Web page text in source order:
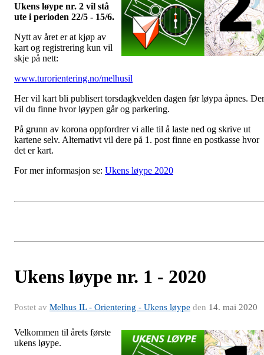
Ukens løype nr. 2 vil stå
ute i perioden 22/5 - 15/6.
Nytt av året er at kjøp av
kart og registrering kun vil
skje på nett:
www.turorientering.no/melhusil
Her vil kart bli publisert torsdagkvelden dagen før løypa åpnes. Der
vil du finne hvor løypen går og parkering.
På grunn av korona oppfordrer vi alle til å laste ned og skrive ut
kartene selv. Alternativt vil dere på 1. post finne en postkasse hvor
det er kart.
For mer informasjon se: Ukens løype 2020
Ukens løype nr. 1 - 2020
Postet av Melhus IL - Orientering - Ukens løype den 14. mai 2020
Velkommen til årets første
ukens løype.